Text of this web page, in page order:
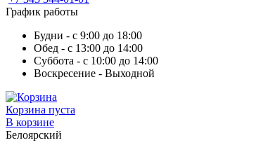
График работы
Будни - с 9:00 до 18:00
Обед - с 13:00 до 14:00
Суббота - с 10:00 до 14:00
Воскресение - Выходной
Корзина пуста
В корзине
Белоярский